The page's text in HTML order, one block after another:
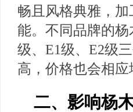
畅且风格典雅，
能。不同品牌的
级、E1级、E2级
高，价格也会相应
二、影响杨